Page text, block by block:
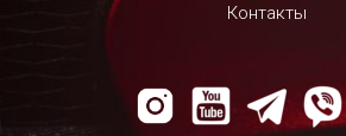
Контакты